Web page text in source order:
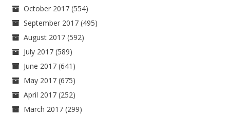
October 2017 (554)
September 2017 (495)
August 2017 (592)
July 2017 (589)
June 2017 (641)
May 2017 (675)
April 2017 (252)
March 2017 (299)